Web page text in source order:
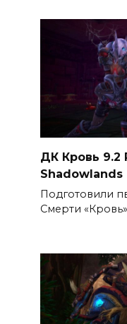
ДК Кровь 9.2
Shadowlands
Подготовили
Смерти